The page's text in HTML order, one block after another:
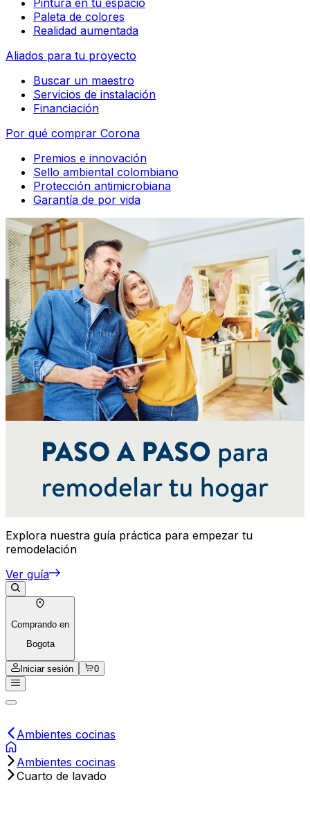
Pintura en tu espacio
Paleta de colores
Realidad aumentada
Aliados para tu proyecto
Buscar un maestro
Servicios de instalación
Financiación
Por qué comprar Corona
Premios e innovación
Sello ambiental colombiano
Protección antimicrobiana
Garantía de por vida
Explora nuestra guía práctica para empezar tu
remodelación
Ver guía
Comprando en
Bogota
Iniciar sesión 0
Ambientes cocinas
Ambientes cocinas
Cuarto de lavado